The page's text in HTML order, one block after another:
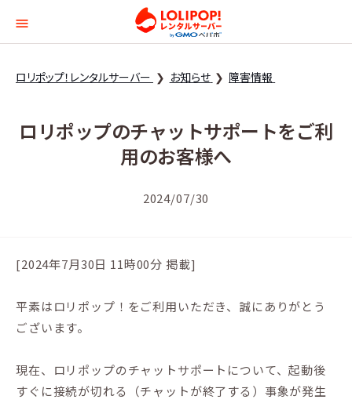
ロリポップ！レンタル
ロリポップ！レンタルサーバー お知らせ 障害情報
ロリポップのチャットサポートをご利
用のお客様へ
2024/07/30
[2024年7月30日 11時00分 掲載]
平素はロリポップ！をご利用いただき、誠にありがとう
ございます。
現在、ロリポップのチャットサポートについて、起動後
すぐに接続が切れる（チャットが終了する）事象が発生